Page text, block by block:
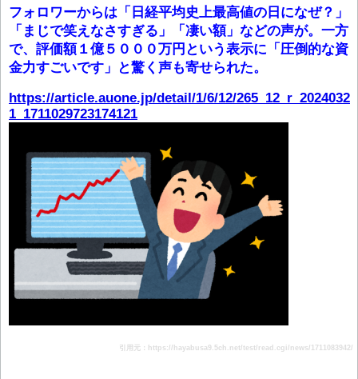
フォロワーからは「日経平均史上最高値の日になぜ？」
「まじで笑えなさすぎる」「凄い額」などの声が。一方
で、評価額１億５０００万円という表示に「圧倒的な資
金力すごいです」と驚く声も寄せられた。
https://article.auone.jp/detail/1/6/12/265_12_r_2024032
1_1711029723174121
引用元：https://hayabusa9.5ch.net/test/read.cgi/news/1711083942/